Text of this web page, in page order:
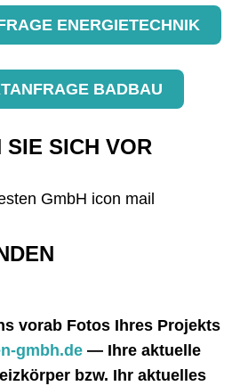
ENERGIETECHNIK
BADBAU
SICH VOR
vorab Fotos Ihres Projekts
gmbh.de — Ihre aktuelle
bzw. Ihr aktuelles